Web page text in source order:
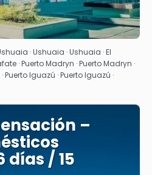
Ver · Ushuaia · Ushuaia · El
· Puerto Madryn · Puerto Madryn ·
Puerto Iguazú · Puerto Iguazú ·
–
días / 15